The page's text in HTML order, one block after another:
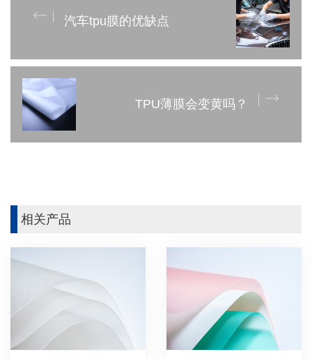
汽车tpu膜的优缺点
TPU薄膜会变黄吗？
相关产品